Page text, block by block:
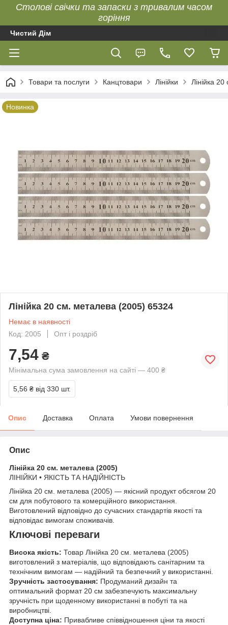
Столові свічки та запаски з тривалим часом
горіння
Чистий Дім
Товари та послуги Канцтовари Лінійки Лінійка
Новинка
Лінійка 20 см. металева (2005) 65324
Немає в наявності
Код: 2005
Опт і роздріб
7,54 ₴
Мінімальна сума замовлення на сайті — 400 ₴
5,56 ₴ від 330 шт.
Опис Доставка Оплата Умови повернення
Опис
Лінійка 20 см. металева (2005)
ЛІНІЙКИ • ЯКІСТЬ ТА НАДІЙНІСТЬ
Лінійка 20 см. металева (2005) — якісний продукт обсягом 20
см для побутового та комерційного використання.
Виготовлений відповідно до сучасних стандартів якості та
відповідає вимогам споживачів.
Ключові переваги
Висока якість: Товар Лінійка 20 см. металева (2005)
виготовлений з матеріалів, що відповідають санітарним та
технічним вимогам — надійний та безпечний у використанні.
Зручність застосування: Продуманий дизайн та
оптимальний формат 20 см забезпечують максимальну
зручність при щоденному використанні в побуті та на
виробництві.
Доступна ціна: Привабливе співвідношення ціни та якості